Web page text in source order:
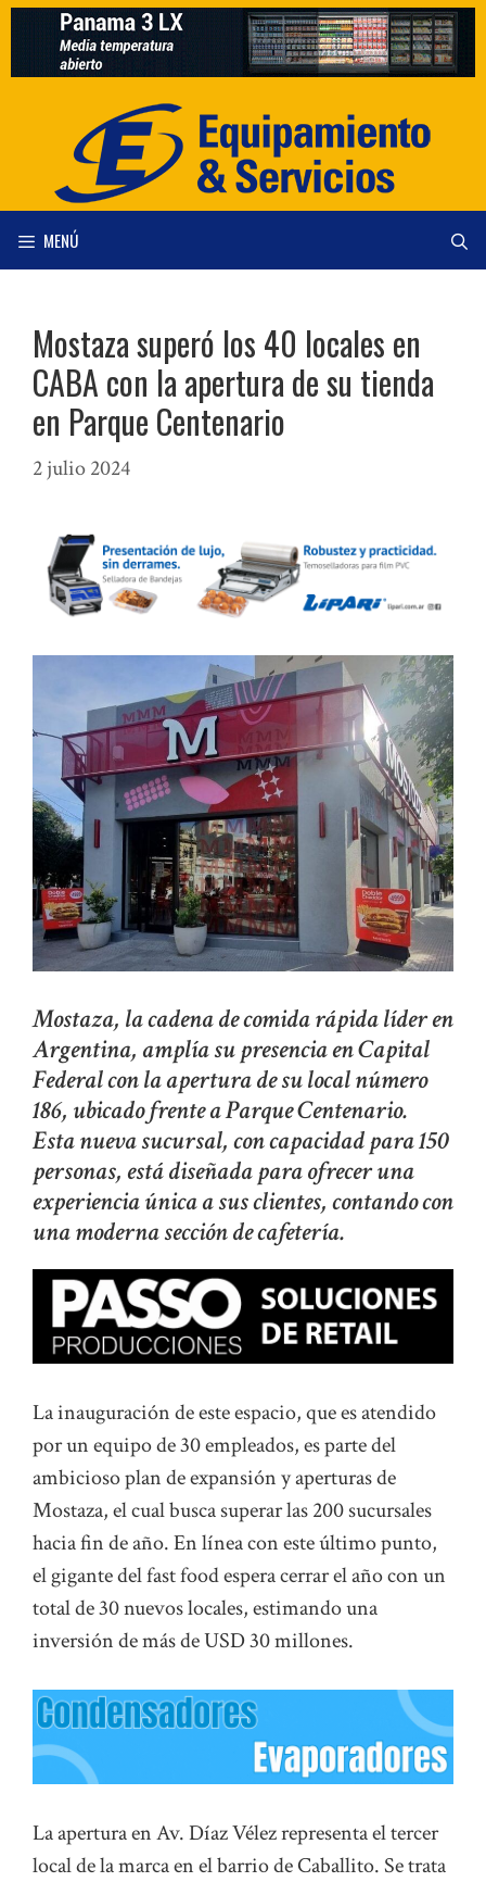
Saltar
contenido
MENÚ
Mostaza superó los 40 locales en
CABA con la apertura de su tienda
en Parque Centenario
2 julio 2024
Mostaza, la cadena de comida rápida líder en
Argentina, amplía su presencia en Capital
Federal con la apertura de su local número
186, ubicado frente a Parque Centenario.
Esta nueva sucursal, con capacidad para 150
personas, está diseñada para ofrecer una
experiencia única a sus clientes, contando con
una moderna sección de cafetería.
La inauguración de este espacio, que es atendido
por un equipo de 30 empleados, es parte del
ambicioso plan de expansión y aperturas de
Mostaza, el cual busca superar las 200 sucursales
hacia fin de año. En línea con este último punto,
el gigante del fast food espera cerrar el año con un
total de 30 nuevos locales, estimando una
inversión de más de USD 30 millones.
La apertura en Av. Díaz Vélez representa el tercer
local de la marca en el barrio de Caballito. Se trata